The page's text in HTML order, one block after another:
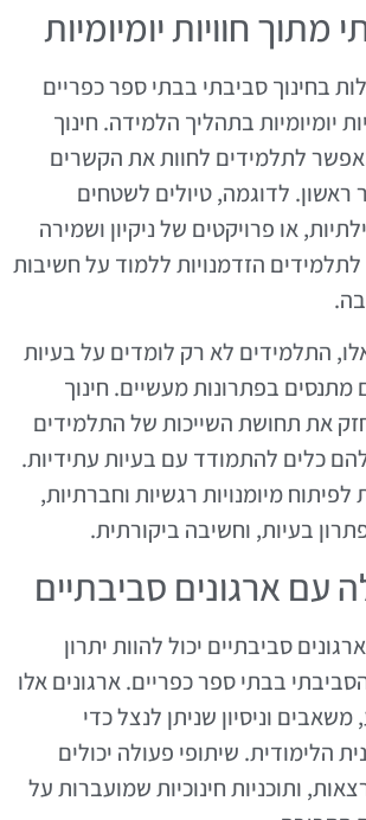
מתוך חוויות יומיומיות
בחינוך סביבתי בבתי ספר כפריים
יומיומיות בתהליך הלמידה. חינוך
לתלמידים לחוות את הקשרים
ראשון. לדוגמה, טיולים לשטחים
או פרויקטים של ניקיון ושמירה
הזדמנויות ללמוד על חשיבות
התלמידים לא רק לומדים על בעיות
מתנסים בפתרונות מעשיים. חינוך
את תחושת השייכות של התלמידים
כלים להתמודד עם בעיות עתידיות.
מיומנויות רגשיות וחברתיות,
בעיות, וחשיבה ביקורתית.
עם ארגונים סביבתיים
סביבתיים יכול להוות יתרון
בבתי ספר כפריים. ארגונים אלו
וניסיון שניתן לנצל כדי
הלימודית. שיתופי פעולה יכולים
ותוכניות חינוכיות שמועברות על